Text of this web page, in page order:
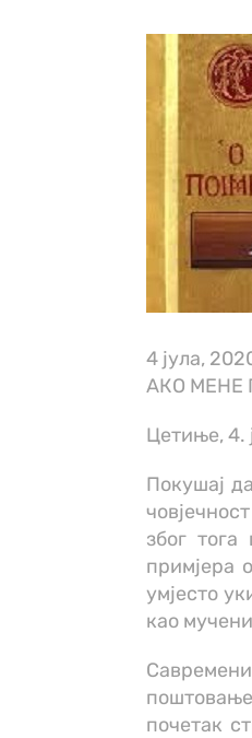
4 јула,
АКО МЕНЕ
Цетиње, 4.
Покушај
због
примјера
умјесто
као
почетак